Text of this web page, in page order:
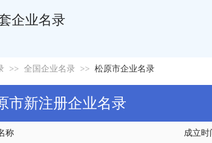
企业名录
>> 全国企业名录 >> 松原市企业名录
市新注册企业名录
称 成立时